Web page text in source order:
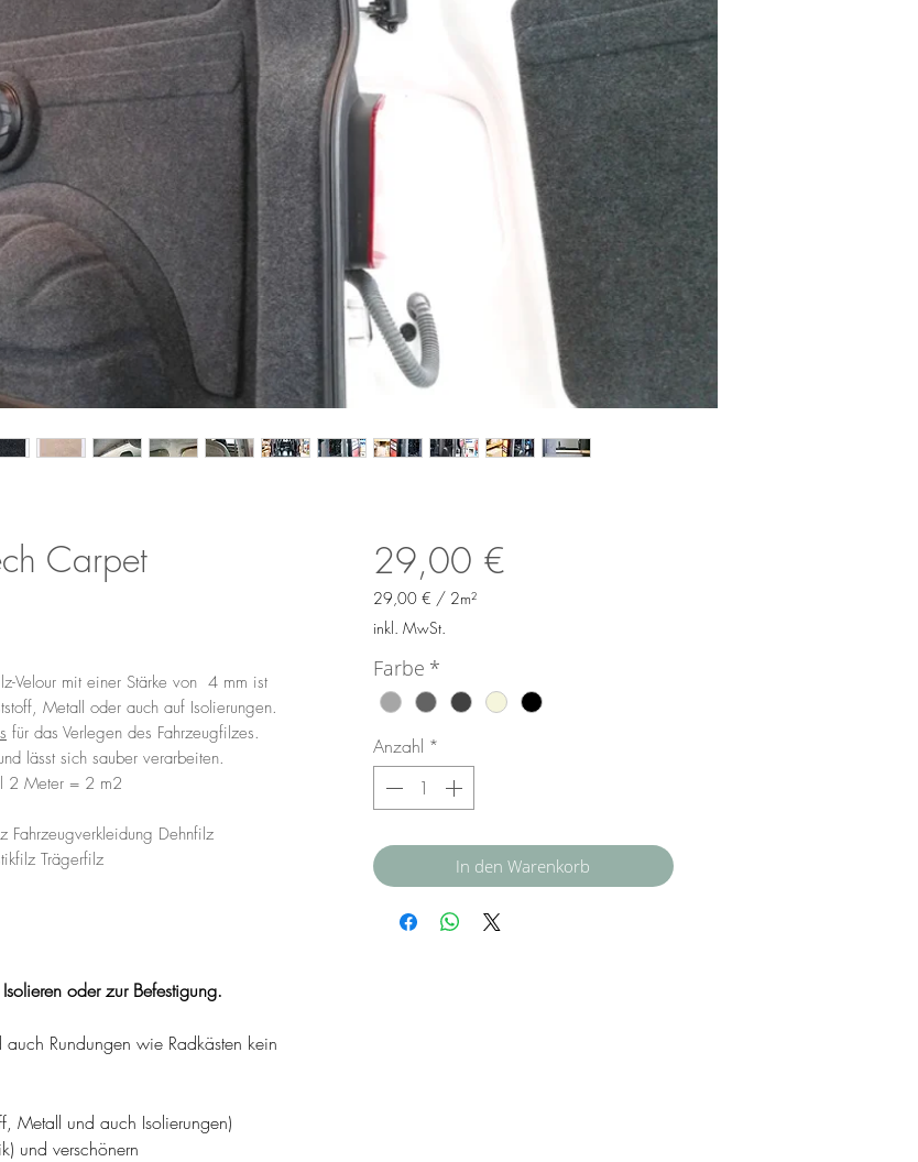
Carpet
Velour mit einer Stärke von 4 mm ist
Metall oder auch auf Isolierungen.
für das Verlegen des Fahrzeugfilzes.
lässt sich sauber verarbeiten.
2 Meter = 2 m2
Fahrzeugverkleidung Dehnfilz
Trägerfilz
oder zur Befestigung.
Rundungen wie Radkästen kein
Metall und auch Isolierungen)
und verschönern
29,00 €Preis
29,00 € / 2m²
29,00 €
pro
2
Quadratmeter
inkl. MwSt.
Farbe *
Anzahl *
In den Warenkorb